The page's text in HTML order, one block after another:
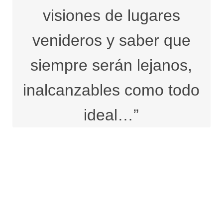
visiones de lugares
venideros y saber que
siempre serán lejanos,
inalcanzables como todo
ideal…”